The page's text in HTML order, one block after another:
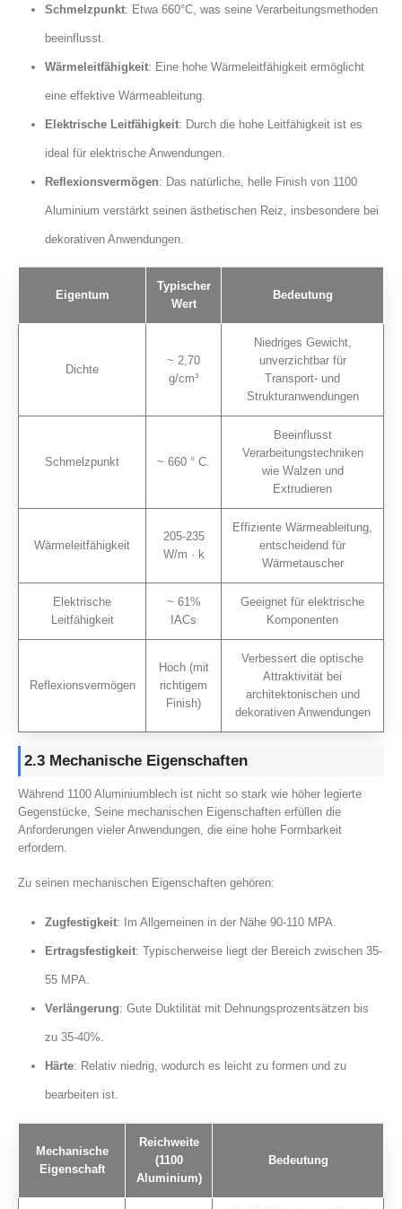
Schmelzpunkt: Etwa 660°C, was seine Verarbeitungsmethoden
beeinflusst.
Wärmeleitfähigkeit: Eine hohe Wärmeleitfähigkeit ermöglicht
eine effektive Wärmeableitung.
Elektrische Leitfähigkeit: Durch die hohe Leitfähigkeit ist es
ideal für elektrische Anwendungen.
Reflexionsvermögen: Das natürliche, helle Finish von 1100
Aluminium verstärkt seinen ästhetischen Reiz, insbesondere bei
dekorativen Anwendungen.
Eigentum
Typischer
Wert
Bedeutung
Dichte
~ 2,70
g/cm³
Niedriges Gewicht,
unverzichtbar für
Transport- und
Strukturanwendungen
Schmelzpunkt ~ 660 ° C.
Beeinflusst
Verarbeitungstechniken
wie Walzen und
Extrudieren
Wärmeleitfähigkeit
205-235
W/m · k
Effiziente Wärmeableitung,
entscheidend für
Wärmetauscher
Elektrische
Leitfähigkeit
~ 61%
IACs
Geeignet für elektrische
Komponenten
Reflexionsvermögen
Hoch (mit
richtigem
Finish)
Verbessert die optische
Attraktivität bei
architektonischen und
dekorativen Anwendungen
2.3 Mechanische Eigenschaften
Während 1100 Aluminiumblech ist nicht so stark wie höher legierte
Gegenstücke, Seine mechanischen Eigenschaften erfüllen die
Anforderungen vieler Anwendungen, die eine hohe Formbarkeit
erfordern.
Zu seinen mechanischen Eigenschaften gehören:
Zugfestigkeit: Im Allgemeinen in der Nähe 90-110 MPA.
Ertragsfestigkeit: Typischerweise liegt der Bereich zwischen 35-
55 MPA.
Verlängerung: Gute Duktilität mit Dehnungsprozentsätzen bis
zu 35-40%.
Härte: Relativ niedrig, wodurch es leicht zu formen und zu
bearbeiten ist.
Mechanische
Eigenschaft
Reichweite
(1100
Aluminium)
Bedeutung